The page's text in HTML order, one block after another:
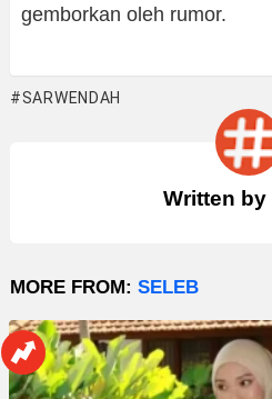
gemborkan oleh rumor.
SARWENDAH
Written by
MORE FROM: SELEB